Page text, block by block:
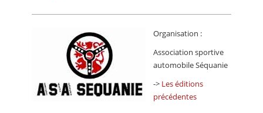
Organisation :
Association sportive
automobile Séquanie
-> Les éditions
précédentes